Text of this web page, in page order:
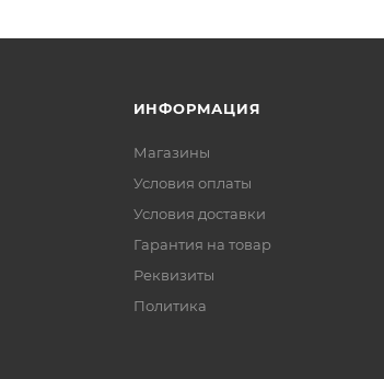
ИНФОРМАЦИЯ
Магазины
Условия оплаты
Условия доставки
Гарантия на товар
Реквизиты
Политика